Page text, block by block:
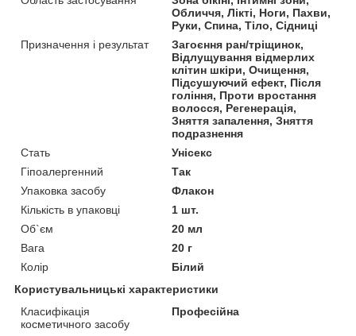
Обличчя, Лікті, Ноги, Пахви,
Руки, Спина, Тіло, Сідниці
Призначення і результат
Загоєння ран/тріщинок,
Відлущування відмерлих
клітин шкіри, Очищення,
Підсушуючий ефект, Після
гоління, Проти вростання
волосся, Регенерація,
Зняття запалення, Зняття
подразнення
Стать
Унісекс
Гіпоалергенний
Так
Упаковка засобу
Флакон
Кількість в упаковці
1 шт.
Об`єм
20 мл
Вага
20 г
Колір
Білий
Користувальницькі характеристики
Класифікація
косметичного засобу
Професійна